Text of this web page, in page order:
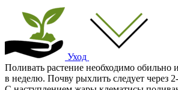
Уход
Поливать растение необходимо обильно
в неделю. Почву рыхлить следует через